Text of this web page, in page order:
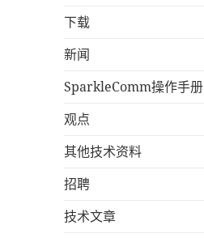
下载
新闻
SparkleComm操作手册
观点
其他技术资料
招聘
技术文章